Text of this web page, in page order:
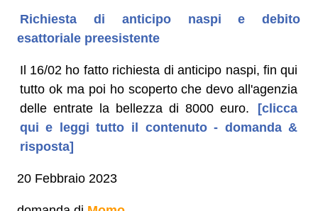
Richiesta di anticipo naspi e debito
esattoriale preesistente
Il 16/02 ho fatto richiesta di anticipo naspi, fin qui
tutto ok ma poi ho scoperto che devo all'agenzia
delle entrate la bellezza di 8000 euro.
[clicca
qui e leggi tutto il contenuto - domanda &
risposta]
20 Febbraio 2023